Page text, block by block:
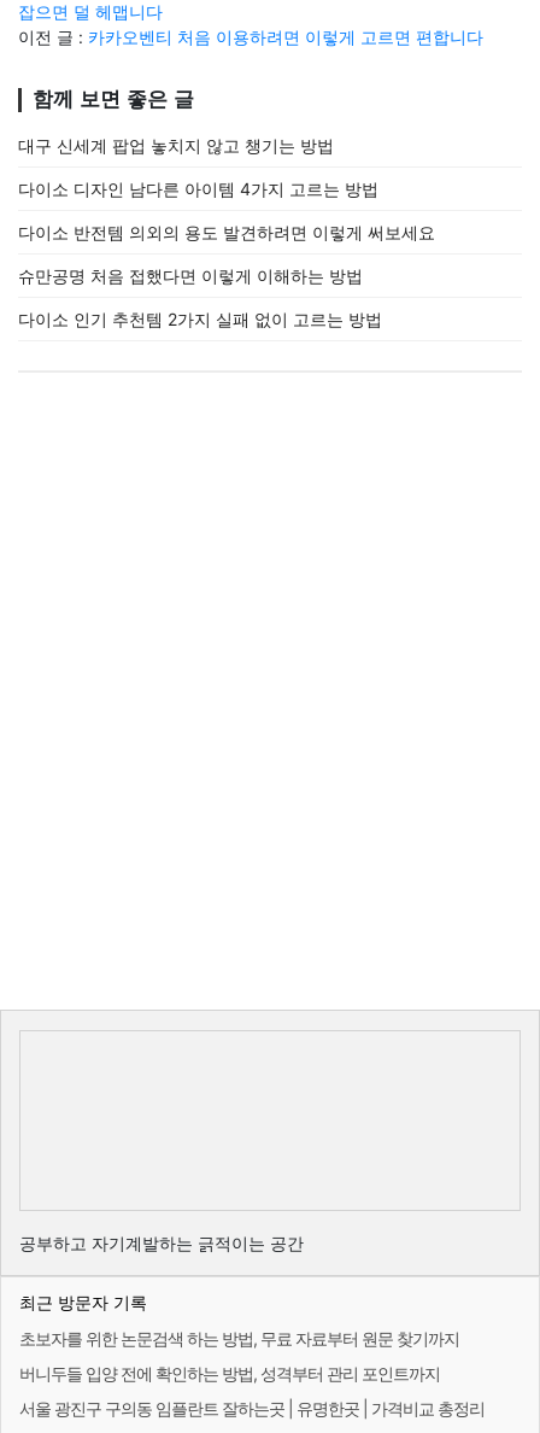
잡으면 덜 헤맵니다
이전 글 : 카카오벤티 처음 이용하려면 이렇게 고르면 편합니다
함께 보면 좋은 글
대구 신세계 팝업 놓치지 않고 챙기는 방법
다이소 디자인 남다른 아이템 4가지 고르는 방법
다이소 반전템 의외의 용도 발견하려면 이렇게 써보세요
슈만공명 처음 접했다면 이렇게 이해하는 방법
다이소 인기 추천템 2가지 실패 없이 고르는 방법
공부하고 자기계발하는 긁적이는 공간
최근 방문자 기록
초보자를 위한 논문검색 하는 방법, 무료 자료부터 원문 찾기까지
버니두들 입양 전에 확인하는 방법, 성격부터 관리 포인트까지
서울 광진구 구의동 임플란트 잘하는곳 | 유명한곳 | 가격비교 총정리